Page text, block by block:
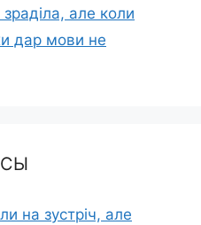
але коли
дар мови не
на зустріч, але